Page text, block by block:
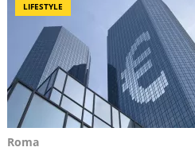
LIFESTYLE
Roma